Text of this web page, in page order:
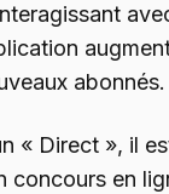
abonnés.
« Direct », il
concours en